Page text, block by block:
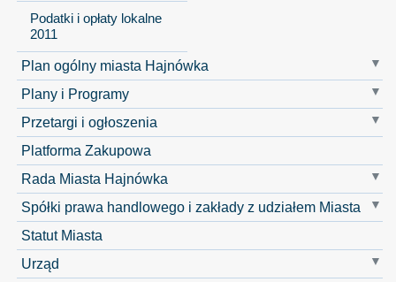
Podatki i opłaty lokalne
2011
Plan ogólny miasta Hajnówka
Plany i Programy
Przetargi i ogłoszenia
Platforma Zakupowa
Rada Miasta Hajnówka
Spółki prawa handlowego i zakłady z udziałem Miasta
Statut Miasta
Urząd